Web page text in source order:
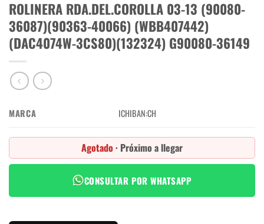
ROLINERA RDA.DEL.COROLLA 03-13 (90080-
36087)(90363-40066) (WBB407442)
(DAC4074W-3CS80)(132324) G90080-36149
MARCA ICHIBAN:CH
Agotado · Próximo a llegar
CONSULTAR POR WHATSAPP